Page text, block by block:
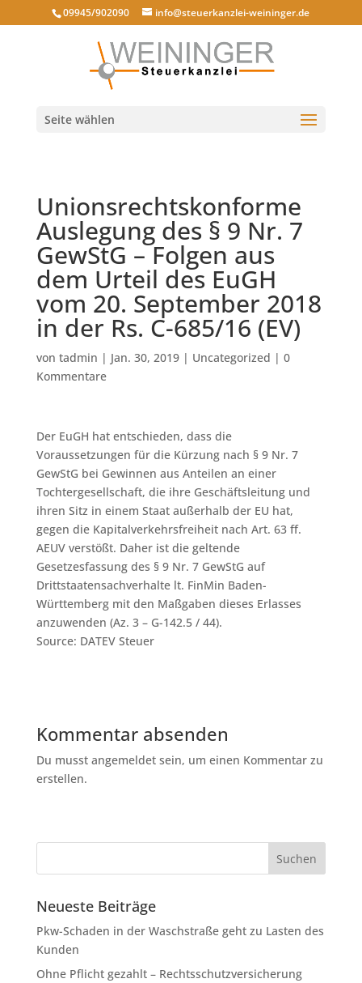
09945/902090 info@steuerkanzlei-weininger.de
Seite wählen
Unionsrechtskonforme
Auslegung des § 9 Nr. 7
GewStG – Folgen aus
dem Urteil des EuGH
vom 20. September 2018
in der Rs. C-685/16 (EV)
von tadmin | Jan. 30, 2019| Uncategorized | 0
Kommentare
Der EuGH hat entschieden, dass die
Voraussetzungen für die Kürzung nach § 9 Nr. 7
GewStG bei Gewinnen aus Anteilen an einer
Tochtergesellschaft, die ihre Geschäftsleitung und
ihren Sitz in einem Staat außerhalb der EU hat,
gegen die Kapitalverkehrsfreiheit nach Art. 63 ff.
AEUV verstößt. Daher ist die geltende
Gesetzesfassung des § 9 Nr. 7 GewStG auf
Drittstaatensachverhalte lt. FinMin Baden-
Württemberg mit den Maßgaben dieses Erlasses
anzuwenden (Az. 3 – G-142.5 / 44).
Source: DATEV Steuer
Kommentar absenden
Du musst angemeldet sein, um einen Kommentar zu
erstellen.
Neueste Beiträge
Pkw-Schaden in der Waschstraße geht zu Lasten des
Kunden
Ohne Pflicht gezahlt – Rechtsschutzversicherung